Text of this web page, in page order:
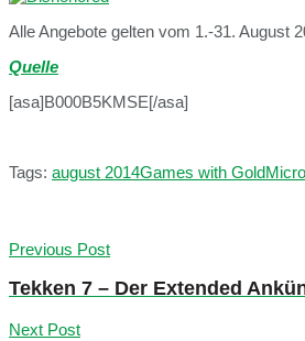
Alle Angebote gelten vom 1.-31. August
Quelle
[asa]B000B5KMSE[/asa]
Tags: august 2014Games with Gold
Previous Post
Tekken 7 – Der Extended
Next Post